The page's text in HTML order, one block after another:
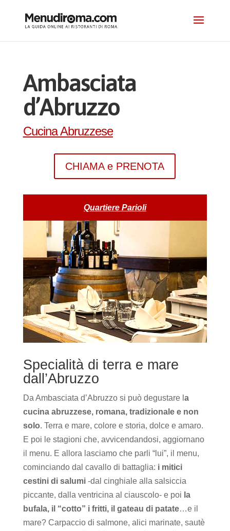
Ambasciata
d’Abruzzo
Cucina Abruzzese
CHIAMA e PRENOTA
Quartiere Parioli
Specialità di terra e mare
dall’Abruzzo
Da Ambasciata d’Abruzzo si può degustare l a
cucina abruzzese, romana, tradizionale e non
solo. Terra e mare, colore e storia, dolce e amaro.
E poi le stagioni che, avvicendandosi, aggiornano
il menu. E allora lasciamo che parli “lui”, il menu,
cominciando dal cavallo di battaglia: i mitici
cestini di salumi-dal cinghiale alla salsiccia
piccante, dalla ventricina al ciauscolo- e poi la
bufala, il “cotto” i fritti, il gateau di patate…e il
mare? Carpaccio di salmone, alici marinate, sautè